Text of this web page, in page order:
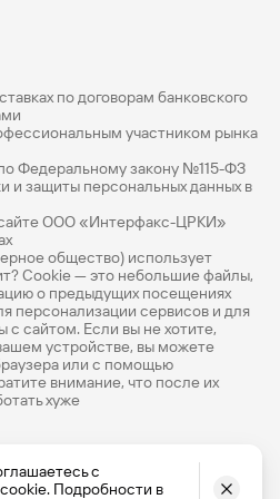
вычет из суммы внесенных
счёт (далее – ИИС)
вычет на взнос (тип
31.12.2023г.) и
вычет в сумме
результата, полученного
на ИИС - налоговый вычет
открытых до 31.12.2023г.),
вычета на взнос и доход(тип
Налоговый вычет
налоговый вычет на доход
Федеральной
физическим лицам -
со статьей 219.1
вычет на взнос (тип
при наличии официально
которого уплачивается
базе в соответствии со
РФ. Сумма налогового
зависимости от срока
обслуживанием
по договорам банковского
участником рынка
Федеральному закону №115-ФЗ
и защиты персональных данных в
ООО «Интерфакс-ЦРКИ»
общество) использует
Сookie — это небольшие файлы,
о предыдущих посещениях
персонализации сервисов и для
с сайтом. Если вы не хотите,
устройстве, вы можете
или с помощью
внимание, что после их
хуже
лицензия Банка
с
Подробности в